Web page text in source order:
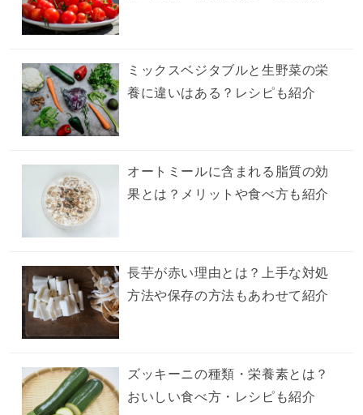
ミックスベジタブルと生野菜の栄
養に違いはある？レシピも紹介
オートミールに含まれる脂質の効
果とは？メリットや食べ方も紹介
長芋が赤い理由とは？上手な対処
方法や保存の方法もあわせて紹介
ズッキーニの種類・栄養素とは？
おいしい食べ方・レシピも紹介